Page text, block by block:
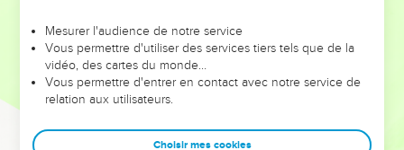
leur foi ou leur vision. Mais on voit moins les doutes, les erreurs
et les saisons difficiles qu'ils ont traversés, alors même que ce
sont elles qui les ont façonnés.
Dans cette conférence, leaders, entrepreneurs, et responsables
clés pour avancer avec plus de sagesse afin que leurs erreurs
Mesurer l'audience de notre service
Vous permettre d'utiliser des services tiers tels que de la
vidéo, des cartes du monde…
Vous permettre d'entrer en contact avec notre service de
relation aux utilisateurs.
Choisir mes cookies